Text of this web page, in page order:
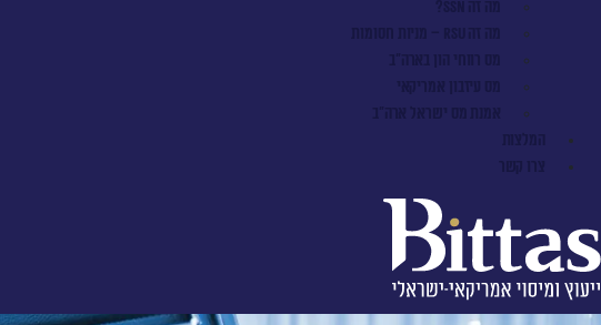
מה זה SSN?
מה זה RSU – מניות חסומות
מס רווחי הון בארה"ב
מס עיזבון אמריקאי
אמנת מס ישראל ארה"ב
המלצות
צרו קשר